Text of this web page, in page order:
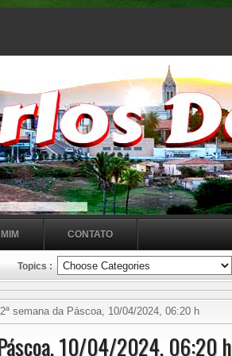
CONTATO
Topics :
semana da Páscoa, 10/04/2024, 06:20 h
10/04/2024, 06:20 h